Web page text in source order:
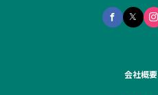
会社概要